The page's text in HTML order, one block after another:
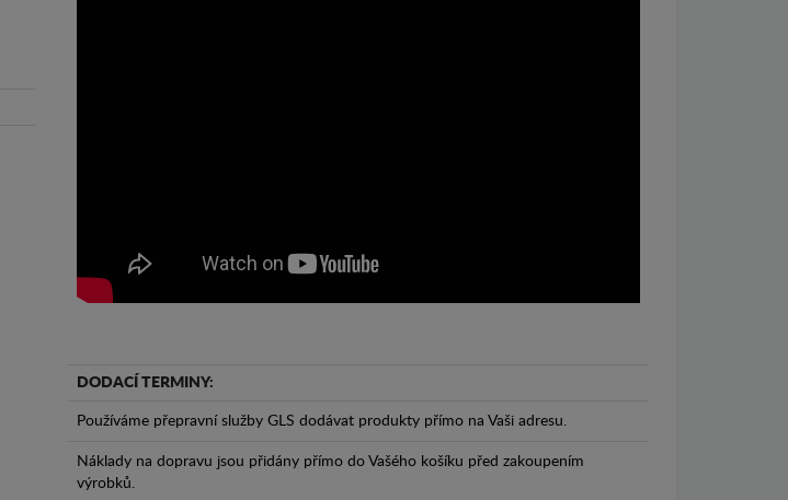
DODACÍ TERMINY:
Používáme přepravní služby GLS dodávat produkty přímo na Vaši adresu.
Náklady na dopravu jsou přidány přímo do Vašého košíku před zakoupením
výrobků.